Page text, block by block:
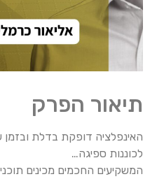
תיאור הפרק
לכוננות ספיגה…
המשקיעים החכמים מכינים